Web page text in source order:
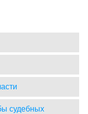
судебных